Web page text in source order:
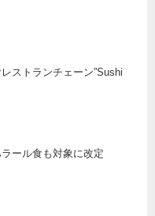
ストランチェーン”Sushi
ール食も対象に改定